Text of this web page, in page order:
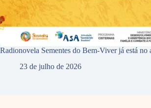
Radionovela Sementes do Bem-Viver já está no
23 de julho de 2026